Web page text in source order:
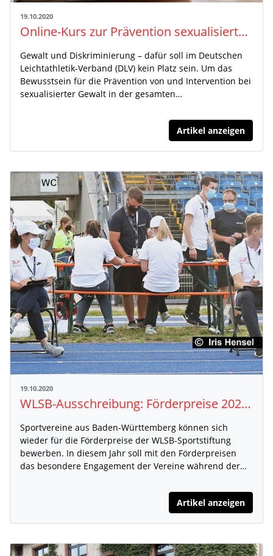
19.10.2020
Online-Kurs zur Prävention sexualisierter Gewalt
Gewalt und Diskriminierung – dafür soll im Deutschen
Leichtathletik-Verband (DLV) kein Platz sein. Um das
Bewusstsein für die Prävention von und Intervention bei
sexualisierter Gewalt in der gesamten…
Artikel anzeigen
19.10.2020
WLSB-Ausschreibung: Förderpreise 2020 im Gesamtwert von 16.000 Euro
Sportvereine aus Baden-Württemberg können sich
wieder für die Förderpreise der WLSB-Sportstiftung
bewerben. In diesem Jahr soll mit den Förderpreisen
das besondere Engagement der Vereine während der…
Artikel anzeigen